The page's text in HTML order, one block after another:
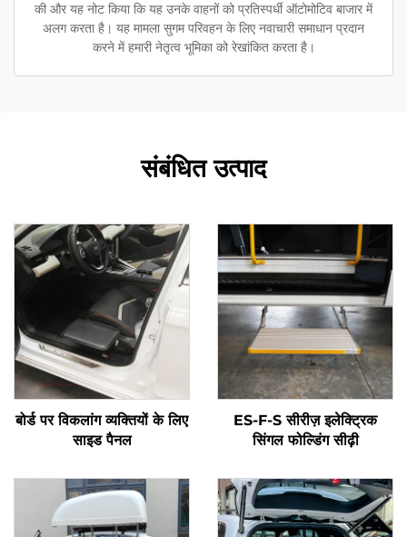
की और यह नोट किया कि यह उनके वाहनों को प्रतिस्पर्धी ऑटोमोटिव बाजार में
अलग करता है। यह मामला सुगम परिवहन के लिए नवाचारी समाधान प्रदान
करने में हमारी नेतृत्व भूमिका को रेखांकित करता है।
संबंधित उत्पाद
बोर्ड पर विकलांग व्यक्तियों के लिए
साइड पैनल
ES-F-S सीरीज़ इलेक्ट्रिक
सिंगल फोल्डिंग सीढ़ी